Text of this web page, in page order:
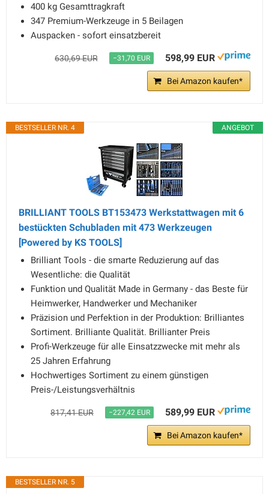
400 kg Gesamttragkraft
347 Premium-Werkzeuge in 5 Beilagen
Auspacken - sofort einsatzbereit
630,69 EUR −31,70 EUR 598,99 EUR
Bei Amazon kaufen*
ANGEBOT
BESTSELLER NR. 4
BRILLIANT TOOLS BT153473 Werkstattwagen mit 6
bestückten Schubladen mit 473 Werkzeugen
[Powered by KS TOOLS]
Brilliant Tools - die smarte Reduzierung auf das
Wesentliche: die Qualität
Funktion und Qualität Made in Germany - das Beste für
Heimwerker, Handwerker und Mechaniker
Präzision und Perfektion in der Produktion: Brilliantes
Sortiment. Brilliante Qualität. Brillianter Preis
Profi-Werkzeuge für alle Einsatzzwecke mit mehr als
25 Jahren Erfahrung
Hochwertiges Sortiment zu einem günstigen
Preis-/Leistungsverhältnis
817,41 EUR −227,42 EUR 589,99 EUR
Bei Amazon kaufen*
BESTSELLER NR. 5